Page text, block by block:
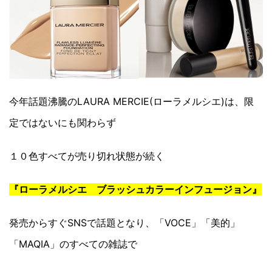
今年話題沸騰のLAURA MERCIE(ローラメルシエ)は、限
定ではないにも関わらず
１０色すべてが売り切れ状態が続く
『ローラメルシエ ブラッシュカラーインフュージョン』
発売からすぐSNSで話題となり、「VOCE」「美的」
「MAQIA」のすべての雑誌で